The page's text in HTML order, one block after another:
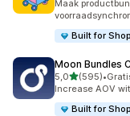
Maak
Built for
Moon Bundles
5,0van 5 sterren
(595)
595 recensies in
•
Increase AOV
Built for